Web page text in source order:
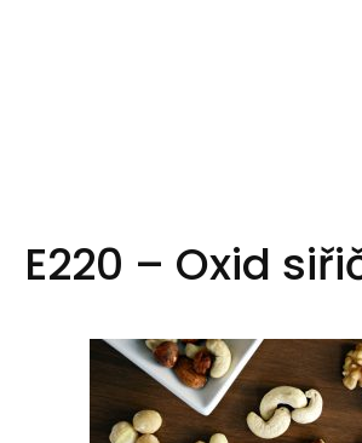
E220 – Oxid